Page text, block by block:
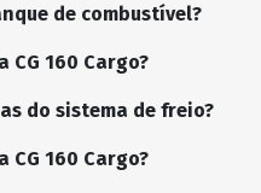
de combustível?
CG 160 Cargo?
do sistema de freio?
CG 160 Cargo?